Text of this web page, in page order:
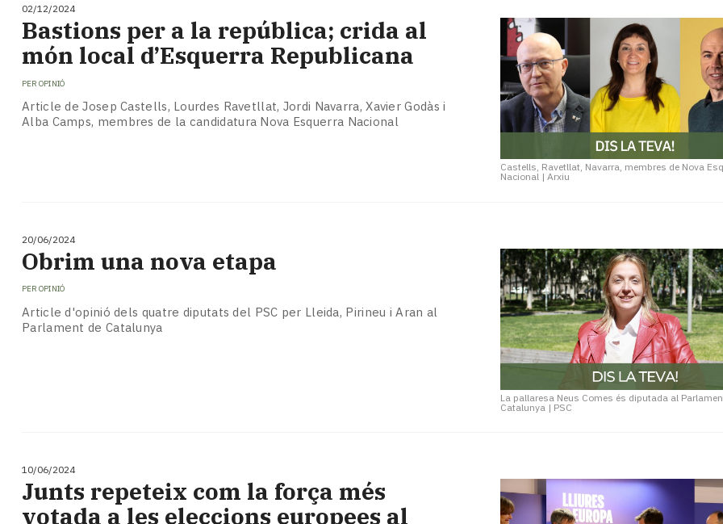
02/12/2024
Castells, Ravetllat, Navarra, membres de Nova
Nacional |Arxiu
Bastions per a la república; crida al
món local d’Esquerra Republicana
PER OPINIÓ
Article de Josep Castells, Lourdes Ravetllat, Jordi Navarra, Xavier Godàs i
Alba Camps, membres de la candidatura Nova Esquerra Nacional
20/06/2024
La pallaresa Neus Comes és diputada al
Catalunya | PSC
Obrim una nova etapa
PER OPINIÓ
Article d'opinió dels quatre diputats del PSC per Lleida, Pirineu i Aran al
Parlament de Catalunya
10/06/2024
Junts repeteix com la força més
votada a les eleccions europees al